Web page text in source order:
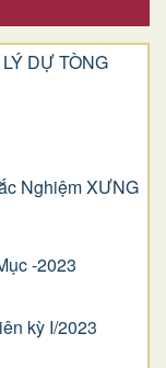
DỰ TÒNG
Nghiệm XƯNG
-2023
kỳ I/2023